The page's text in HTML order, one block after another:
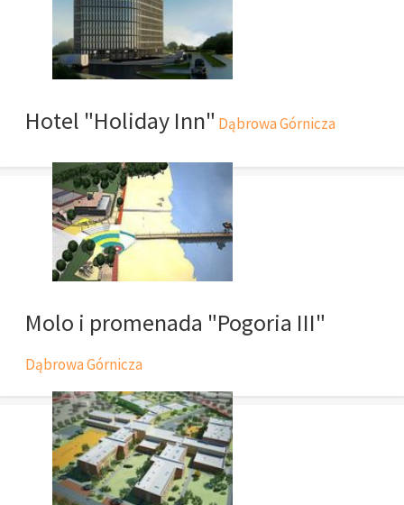
Hotel "Holiday Inn" Dąbrowa Górnicza
Molo i promenada "Pogoria III"
Dąbrowa Górnicza